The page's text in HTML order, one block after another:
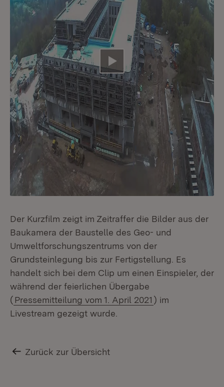
Video abspielen
Der Kurzfilm zeigt im Zeitraffer die Bilder aus der
Baukamera der Baustelle des Geo- und
Umweltforschungszentrums von der
Grundsteinlegung bis zur Fertigstellung. Es
handelt sich bei dem Clip um einen Einspieler, der
während der feierlichen Übergabe
(Pressemitteilung vom 1. April 2021 ) im
Livestream gezeigt wurde.
Zurück zur Übersicht